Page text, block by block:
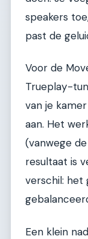
speakers
past de
Voor de
Trueplay-
van je
aan. Het
(vanwege
resultaat is
verschil: het
Een klein